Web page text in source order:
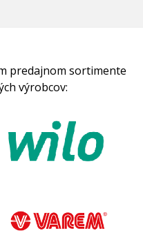
predajnom sortimente
výrobcov: